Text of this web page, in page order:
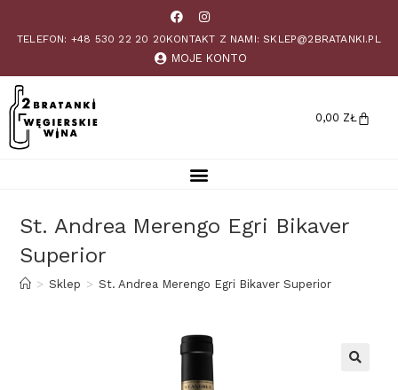
TELEFON: +48 530 22 20 20KONTAKT Z NAMI: SKLEP@2BRATANKI.PL
MOJE KONTO
0,00 ZŁ
St. Andrea Merengo Egri Bikaver
Superior
> Sklep > St. Andrea Merengo Egri Bikaver Superior